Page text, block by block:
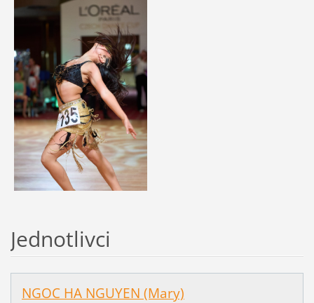
Jednotlivci
NGOC HA NGUYEN (Mary)